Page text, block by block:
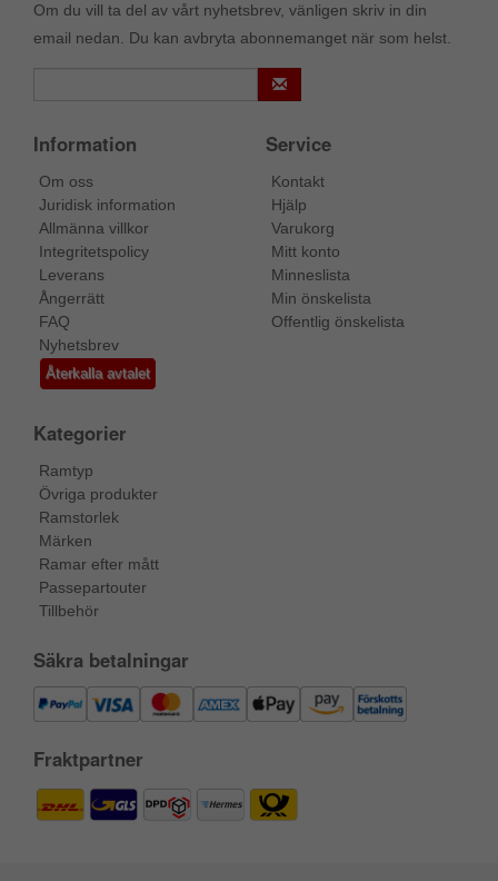
Om du vill ta del av vårt nyhetsbrev, vänligen skriv in din
email nedan. Du kan avbryta abonnemanget när som helst.
Information
Om oss
Juridisk information
Allmänna villkor
Integritetspolicy
Leverans
Ångerrätt
FAQ
Nyhetsbrev
Återkalla avtalet
Service
Kontakt
Hjälp
Varukorg
Mitt konto
Minneslista
Min önskelista
Offentlig önskelista
Kategorier
Ramtyp
Övriga produkter
Ramstorlek
Märken
Ramar efter mått
Passepartouter
Tillbehör
Säkra betalningar
Fraktpartner